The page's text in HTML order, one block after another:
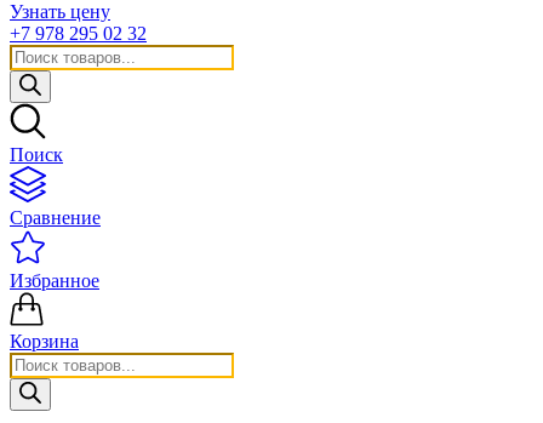
Узнать цену
+7 978 295 02 32
Поиск
товаров
Поиск
Сравнение
Избранное
Корзина
Поиск
товаров